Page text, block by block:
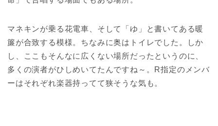
マネキンが乗る花電車、そして「ゆ」と書いてある暖
簾が合致する模様。ちなみに奥はトイレでした。しか
し、ここもそんなに広くない場所だったというのに、
多くの演者がひしめいてたんですね～。R指定のメンバ
ーはそれぞれ楽器持ってて狭そうな気も。